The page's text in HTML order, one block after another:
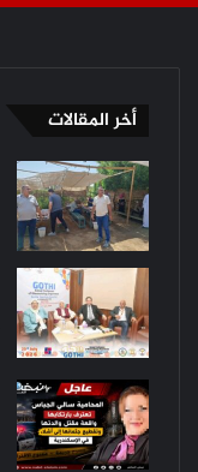
أخر المقالات